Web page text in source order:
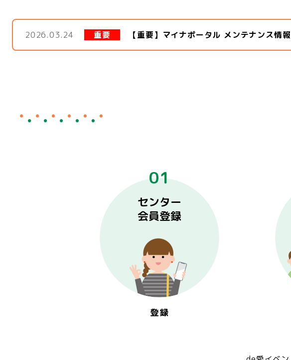
2026.03.24 重要 【重要】マイナポータル メンテナンス情
01
登録